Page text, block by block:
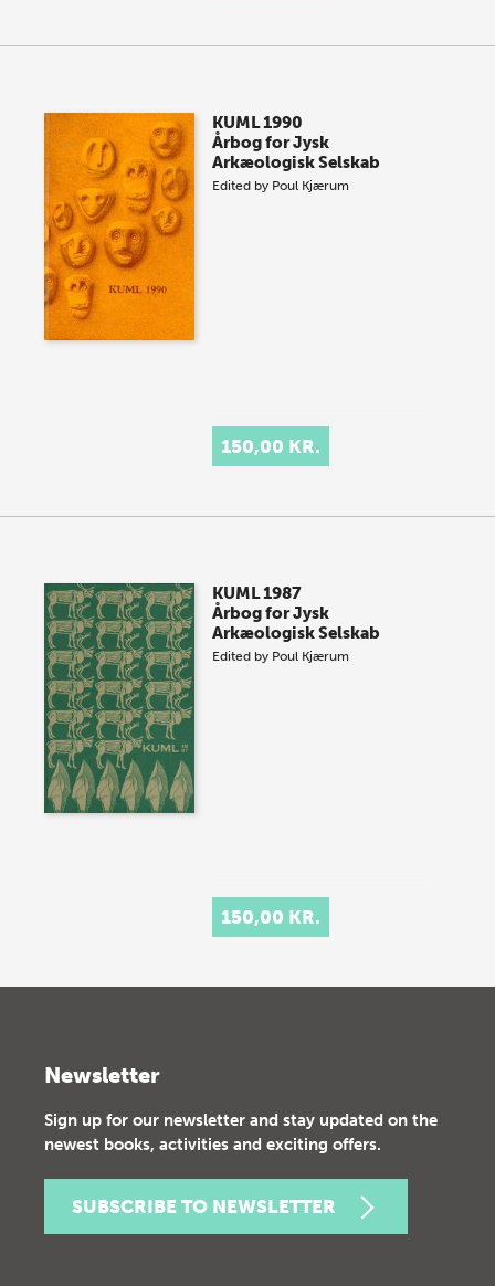
KUML 1990
Årbog for Jysk
Arkæologisk Selskab
Edited by Poul Kjærum
150,00 KR.
KUML 1987
Årbog for Jysk
Arkæologisk Selskab
Edited by Poul Kjærum
150,00 KR.
Newsletter
Sign up for our newsletter and stay updated on the
newest books, activities and exciting offers.
SUBSCRIBE TO NEWSLETTER